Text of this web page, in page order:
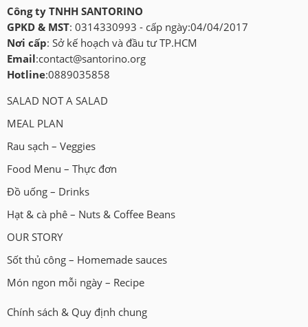
Công ty TNHH SANTORINO
GPKD & MST: 0314330993 - cấp ngày:04/04/2017
Nơi cấp: Sở kế hoạch và đầu tư TP.HCM
Email:contact@santorino.org
Hotline:0889035858
SALAD NOT A SALAD
MEAL PLAN
Rau sạch – Veggies
Food Menu – Thực đơn
Đồ uống – Drinks
Hạt & cà phê – Nuts & Coffee Beans
OUR STORY
Sốt thủ công – Homemade sauces
Món ngon mỗi ngày – Recipe
Chính sách & Quy định chung